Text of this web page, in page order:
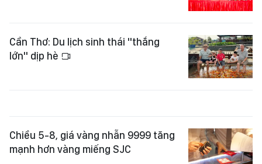
Cần Thơ: Du lịch sinh thái "thắng
lớn" dịp hè
Chiều 5-8, giá vàng nhẫn 9999 tăng
mạnh hơn vàng miếng SJC